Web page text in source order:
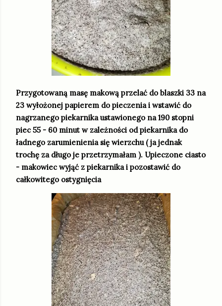
Przygotowaną masę makową przelać do blaszki 33 na
23 wyłożonej papierem do pieczenia i wstawić do
nagrzanego piekarnika ustawionego na 190 stopni
piec 55 - 60 minut w zależności od piekarnika do
ładnego zarumienienia się wierzchu ( ja jednak
trochę za długo je przetrzymałam ). Upieczone ciasto
- makowiec wyjąć z piekarnika i pozostawić do
całkowitego ostygnięcia